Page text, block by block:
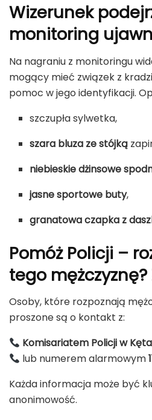
Wizerunek
monitoring
Na nagraniu z monitoringu
mogący mieć związek z
pomoc w jego identyfikacji.
szczupła sylwetka,
szara bluza ze stójką
niebieskie dżinsowe
jasne sportowe buty,
granatowa czapka z
Pomóż Policji –
tego
Osoby, które rozpoznają
proszone są o kontakt z:
Komisariatem Policji w
lub numerem alarmowym
Każda informacja może być
anonimowość.